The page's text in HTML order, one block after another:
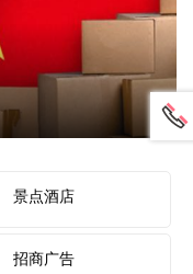
景点酒店
招商广告